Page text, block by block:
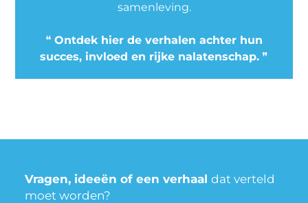
samenleving.
❝ Ontdek hier de verhalen achter hun
succes, invloed en rijke nalatenschap. ❞
Vragen, ideeën of een verhaal dat verteld
moet worden?